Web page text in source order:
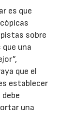
es que
sobre
una
que el
establecer
una